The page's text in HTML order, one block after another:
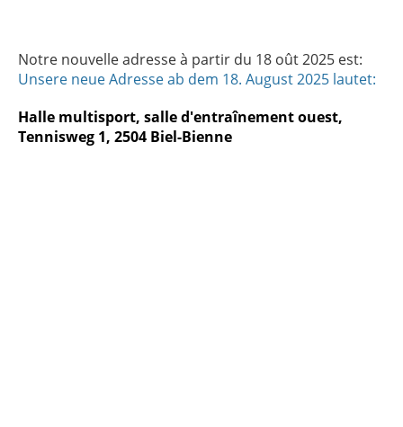
Notre nouvelle adresse à partir du 18 oût 2025 est:
Unsere neue Adresse ab dem 18. August 2025 lautet:
Halle multisport, salle d'entraînement ouest,
Tennisweg 1, 2504 Biel-Bienne